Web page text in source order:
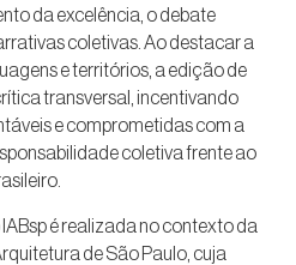
da excelência, o debate
coletivas. Ao destacar a
e territórios, a edição de
transversal, incentivando
e comprometidas com a
coletiva frente ao
é realizada no contexto da
de São Paulo, cuja